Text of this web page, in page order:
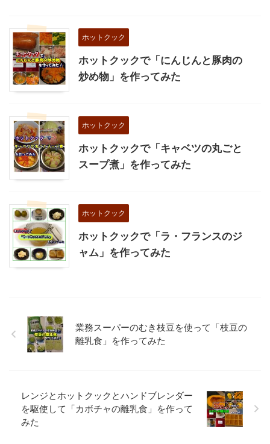
ホットクック
ホットクックで「にんじんと豚肉の
炒め物」を作ってみた
ホットクック
ホットクックで「キャベツの丸ごと
スープ煮」を作ってみた
ホットクック
ホットクックで「ラ・フランスのジ
ャム」を作ってみた
業務スーパーのむき枝豆を使って「枝豆の
離乳食」を作ってみた
レンジとホットクックとハンドブレンダー
を駆使して「カボチャの離乳食」を作って
みた